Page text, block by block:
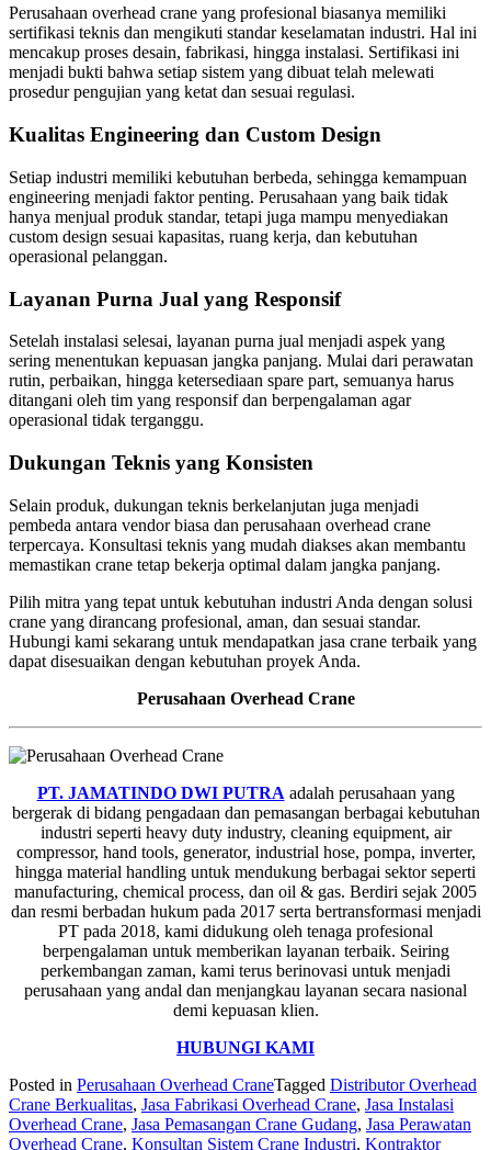
Perusahaan overhead crane yang profesional biasanya memiliki
sertifikasi teknis dan mengikuti standar keselamatan industri. Hal ini
mencakup proses desain, fabrikasi, hingga instalasi. Sertifikasi ini
menjadi bukti bahwa setiap sistem yang dibuat telah melewati
prosedur pengujian yang ketat dan sesuai regulasi.
Kualitas Engineering dan Custom Design
Setiap industri memiliki kebutuhan berbeda, sehingga kemampuan
engineering menjadi faktor penting. Perusahaan yang baik tidak
hanya menjual produk standar, tetapi juga mampu menyediakan
custom design sesuai kapasitas, ruang kerja, dan kebutuhan
operasional pelanggan.
Layanan Purna Jual yang Responsif
Setelah instalasi selesai, layanan purna jual menjadi aspek yang
sering menentukan kepuasan jangka panjang. Mulai dari perawatan
rutin, perbaikan, hingga ketersediaan spare part, semuanya harus
ditangani oleh tim yang responsif dan berpengalaman agar
operasional tidak terganggu.
Dukungan Teknis yang Konsisten
Selain produk, dukungan teknis berkelanjutan juga menjadi
pembeda antara vendor biasa dan perusahaan overhead crane
terpercaya. Konsultasi teknis yang mudah diakses akan membantu
memastikan crane tetap bekerja optimal dalam jangka panjang.
Pilih mitra yang tepat untuk kebutuhan industri Anda dengan solusi
crane yang dirancang profesional, aman, dan sesuai standar.
Hubungi kami sekarang untuk mendapatkan jasa crane terbaik yang
dapat disesuaikan dengan kebutuhan proyek Anda.
Perusahaan Overhead Crane
PT. JAMATINDO DWI PUTRA adalah perusahaan yang
bergerak di bidang pengadaan dan pemasangan berbagai kebutuhan
industri seperti heavy duty industry, cleaning equipment, air
compressor, hand tools, generator, industrial hose, pompa, inverter,
hingga material handling untuk mendukung berbagai sektor seperti
manufacturing, chemical process, dan oil & gas. Berdiri sejak 2005
dan resmi berbadan hukum pada 2017 serta bertransformasi menjadi
PT pada 2018, kami didukung oleh tenaga profesional
berpengalaman untuk memberikan layanan terbaik. Seiring
perkembangan zaman, kami terus berinovasi untuk menjadi
perusahaan yang andal dan menjangkau layanan secara nasional
demi kepuasan klien.
HUBUNGI KAMI
Posted in Perusahaan Overhead CraneTagged Distributor Overhead
Crane Berkualitas, Jasa Fabrikasi Overhead Crane, Jasa Instalasi
Overhead Crane, Jasa Pemasangan Crane Gudang, Jasa Perawatan
Overhead Crane, Konsultan Sistem Crane Industri, Kontraktor